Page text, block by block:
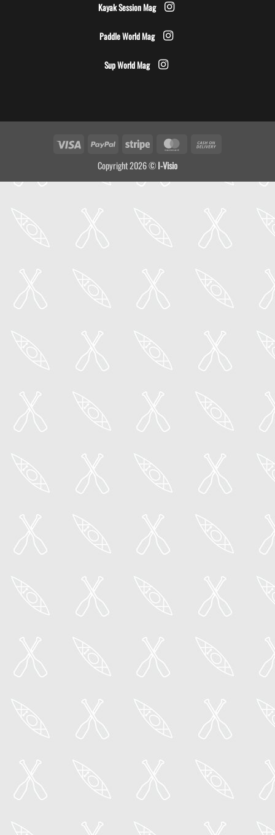
Kayak Session Mag
Paddle World Mag
Sup World Mag
Visa PayPal Stripe MasterCard
Copyright 2026 ©I-Visio